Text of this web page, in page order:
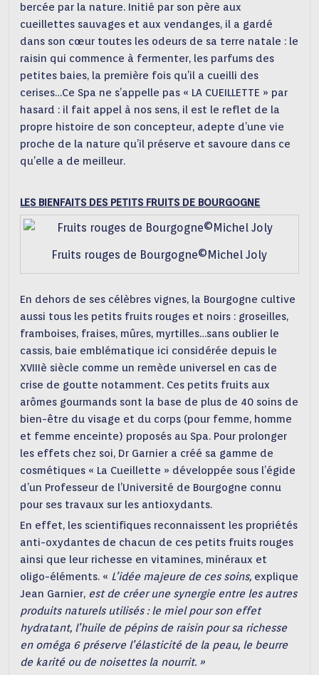
bercée par la nature. Initié par son père aux
cueillettes sauvages et aux vendanges, il a gardé
dans son cœur toutes les odeurs de sa terre natale : le
raisin qui commence à fermenter, les parfums des
petites baies, la première fois qu’il a cueilli des
cerises…Ce Spa ne s’appelle pas « LA CUEILLETTE » par
hasard : il fait appel à nos sens, il est le reflet de la
propre histoire de son concepteur, adepte d’une vie
proche de la nature qu’il préserve et savoure dans ce
qu’elle a de meilleur.
LES BIENFAITS DES PETITS FRUITS DE BOURGOGNE
Fruits rouges de Bourgogne©Michel Joly
En dehors de ses célèbres vignes, la Bourgogne cultive
aussi tous les petits fruits rouges et noirs : groseilles,
framboises, fraises, mûres, myrtilles…sans oublier le
cassis, baie emblématique ici considérée depuis le
XVIIIè siècle comme un remède universel en cas de
crise de goutte notamment. Ces petits fruits aux
arômes gourmands sont la base de plus de 40 soins de
bien-être du visage et du corps (pour femme, homme
et femme enceinte) proposés au Spa. Pour prolonger
les effets chez soi, Dr Garnier a créé sa gamme de
cosmétiques « La Cueillette » développée sous l’égide
d’un Professeur de l’Université de Bourgogne connu
pour ses travaux sur les antioxydants.
En effet, les scientifiques reconnaissent les propriétés
anti-oxydantes de chacun de ces petits fruits rouges
ainsi que leur richesse en vitamines, minéraux et
oligo-éléments. « L’idée majeure de ces soins, explique
Jean Garnier, est de créer une synergie entre les autres
produits naturels utilisés : le miel pour son effet
hydratant, l’huile de pépins de raisin pour sa richesse
en oméga 6 préserve l’élasticité de la peau, le beurre
de karité ou de noisettes la nourrit. »